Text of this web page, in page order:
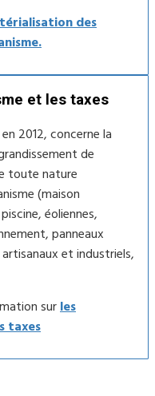
des
et les taxes
2012, concerne la
de
toute nature
(maison
éoliennes,
panneaux
et industriels,
surles
taxes